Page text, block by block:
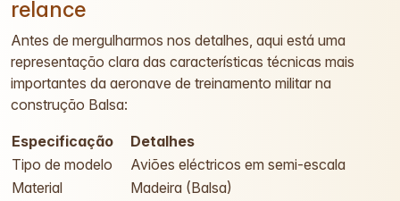
relance
Antes de mergulharmos nos detalhes, aqui está uma
representação clara das características técnicas mais
importantes da aeronave de treinamento militar na
construção Balsa:
Especificação
Detalhes
Tipo de modelo
Aviões eléctricos em semi-escala
Material
Madeira (Balsa)